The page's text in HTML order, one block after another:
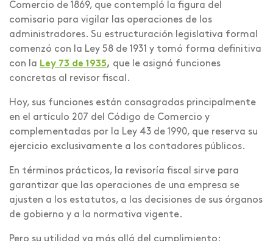
Comercio de 1869, que contempló la figura del
comisario para vigilar las operaciones de los
administradores. Su estructuración legislativa formal
comenzó con la Ley 58 de 1931 y tomó forma definitiva
con la Ley 73 de 1935, que le asignó funciones
concretas al revisor fiscal.
Hoy, sus funciones están consagradas principalmente
en el artículo 207 del Código de Comercio y
complementadas por la Ley 43 de 1990, que reserva su
ejercicio exclusivamente a los contadores públicos.
En términos prácticos, la revisoría fiscal sirve para
garantizar que las operaciones de una empresa se
ajusten a los estatutos, a las decisiones de sus órganos
de gobierno y a la normativa vigente.